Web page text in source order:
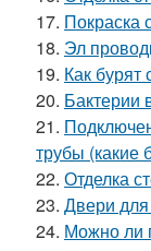
17. Покраска
18. Эл
19. Как
20. Бактерии
21.
трубы (какие
22. Отделка
23. Двери
24. Можно ли